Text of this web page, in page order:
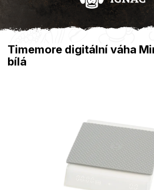
Přejít
Timemore digitální váha
bílá